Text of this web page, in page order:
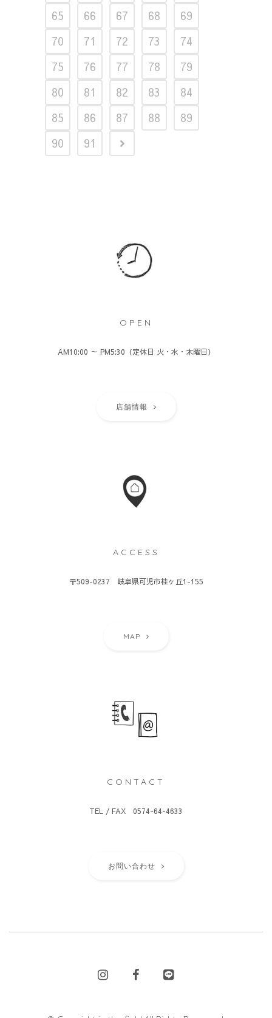
65
66 67 68
69
70
71 72 73
74
75
76 77 78
79
80
81 82 83
84
85
86 87 88
89
90
91
OPEN
AM10:00 ～ PM5:30（定休日 火・水・木曜日）
店舗情報
ACCESS
〒509-0237 岐阜県可児市桂ヶ丘1-155
MAP
CONTACT
TEL / FAX 0574-64-4633
お問い合わせ